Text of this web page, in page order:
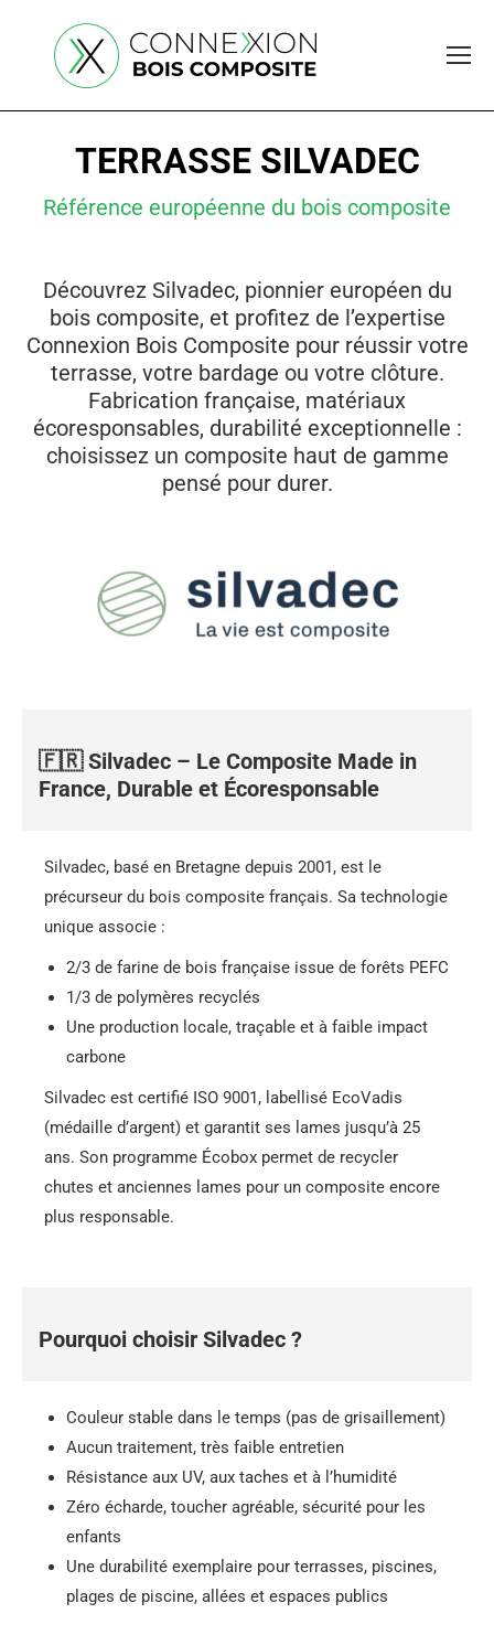
TERRASSE SILVADEC
Référence européenne du bois composite
Découvrez Silvadec, pionnier européen du
bois composite, et profitez de l’expertise
Connexion Bois Composite pour réussir votre
terrasse, votre bardage ou votre clôture.
Fabrication française, matériaux
écoresponsables, durabilité exceptionnelle :
choisissez un composite haut de gamme
pensé pour durer.
🇫🇷 Silvadec – Le Composite Made in
France, Durable et Écoresponsable
Silvadec, basé en Bretagne depuis 2001, est le
précurseur du bois composite français. Sa technologie
unique associe :
2/3 de farine de bois française issue de forêts PEFC
1/3 de polymères recyclés
Une production locale, traçable et à faible impact
carbone
Silvadec est certifié ISO 9001, labellisé EcoVadis
(médaille d’argent) et garantit ses lames jusqu’à 25
ans. Son programme Écobox permet de recycler
chutes et anciennes lames pour un composite encore
plus responsable.
Pourquoi choisir Silvadec ?
Couleur stable dans le temps (pas de grisaillement)
Aucun traitement, très faible entretien
Résistance aux UV, aux taches et à l’humidité
Zéro écharde, toucher agréable, sécurité pour les
enfants
Une durabilité exemplaire pour terrasses, piscines,
plages de piscine, allées et espaces publics